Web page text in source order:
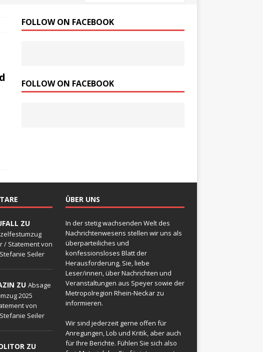
FOLLOW ON FACEBOOK
FOLLOW ON FACEBOOK
ZU
/ Statement von
Seiler
ZU Absage
2025
von
Seiler
ZU
ÜBER UNS
In der stetig wachsenden Welt des
Nachrichtenwesens stellen wir uns als
überparteiliches und
konfessionsloses Blatt der
Herausforderung, Sie, liebe
Leser/innen, über Nachrichten und
Veranstaltungen aus Speyer sowie der
Metropolregion Rhein-Neckar zu
informieren.
Wir sind jederzeit gerne offen für
Anregungen, Lob und Kritik, aber auch
für Ihre Berichte. Fühlen Sie sich also